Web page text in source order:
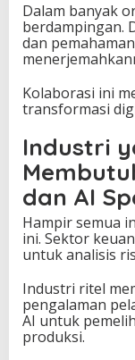
Dalam banyak
berdampingan.
dan
Kolaborasi ini
transformasi
Industri
dan AI
Hampir semua
ini. Sektor
untuk analisis
Industri ritel
pengalaman
AI untuk
produksi.